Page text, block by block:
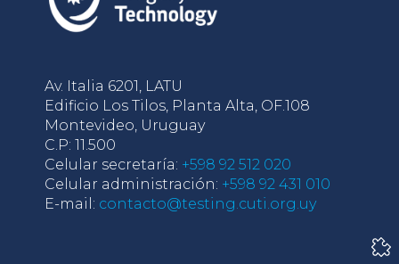
Av. Italia 6201, LATU
Edificio Los Tilos, Planta Alta, OF.108
Montevideo, Uruguay
C.P: 11.500
Celular secretaría: +598 92 512 020
Celular administración: +598 92 431 010
E-mail: contacto@testing.cuti.org.uy